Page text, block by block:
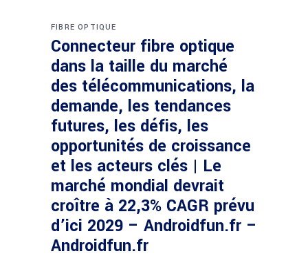
FIBRE OPTIQUE
Connecteur fibre optique
dans la taille du marché
des télécommunications, la
demande, les tendances
futures, les défis, les
opportunités de croissance
et les acteurs clés | Le
marché mondial devrait
croître à 22,3% CAGR prévu
d’ici 2029 – Androidfun.fr –
Androidfun.fr